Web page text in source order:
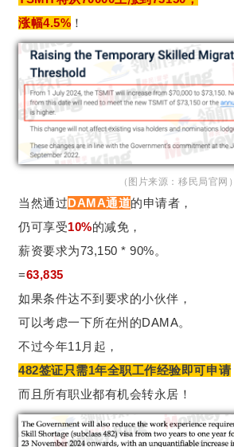
涨幅4.5% ！
（图片来源：移民局官网）
当然通过DAMA通道的申请者，
仍可享受10%的减免，
薪资要求为73,150 * 90%。
=63,835
如果条件达不到要求的小伙伴，
可以考虑一下所在州的DAMA。
不过今年11月起，
482签证只需1年全职工作经验即可申请
而且所有职业都有机会转永居！